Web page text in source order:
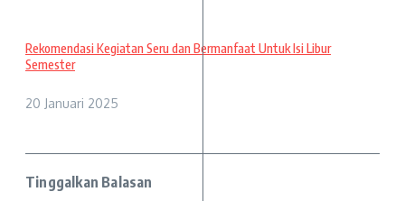
Rekomendasi Kegiatan Seru dan Bermanfaat Untuk Isi Libur
Semester
20 Januari 2025
Tinggalkan Balasan